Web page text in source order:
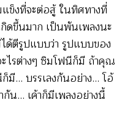
แข็งที่จะต่อสู้ ในทิศทางที่
กิดขึ้นมาก เป็นพันเพลงนะ
ด้ตีรูปแบบว่า รูปแบบของ
ไรต่างๆ ซิมโฟนีก็มี ถ้าคุณ
มี… บรรเลงกันอย่าง… โอ้
น… เค้าก็มีเพลงอย่างนี้